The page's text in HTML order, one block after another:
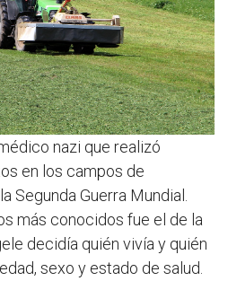
nazi que realizó
en los campos de
Segunda Guerra Mundial.
más conocidos fue el de la
decidía quién vivía y quién
sexo y estado de salud.